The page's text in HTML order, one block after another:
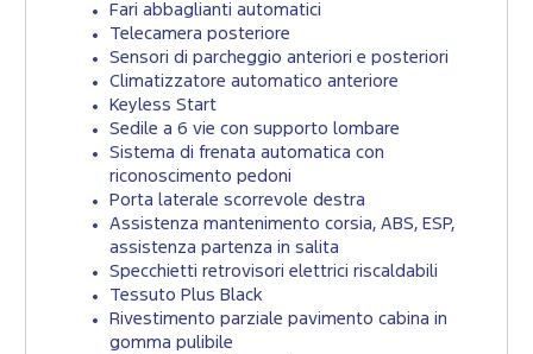
Fari abbaglianti automatici
Telecamera posteriore
Sensori di parcheggio anteriori e posteriori
Climatizzatore automatico anteriore
Keyless Start
Sedile a 6 vie con supporto lombare
Sistema di frenata automatica con
riconoscimento pedoni
Porta laterale scorrevole destra
Assistenza mantenimento corsia, ABS, ESP,
assistenza partenza in salita
Specchietti retrovisori elettrici riscaldabili
Tessuto Plus Black
Rivestimento parziale pavimento cabina in
gomma pulibile